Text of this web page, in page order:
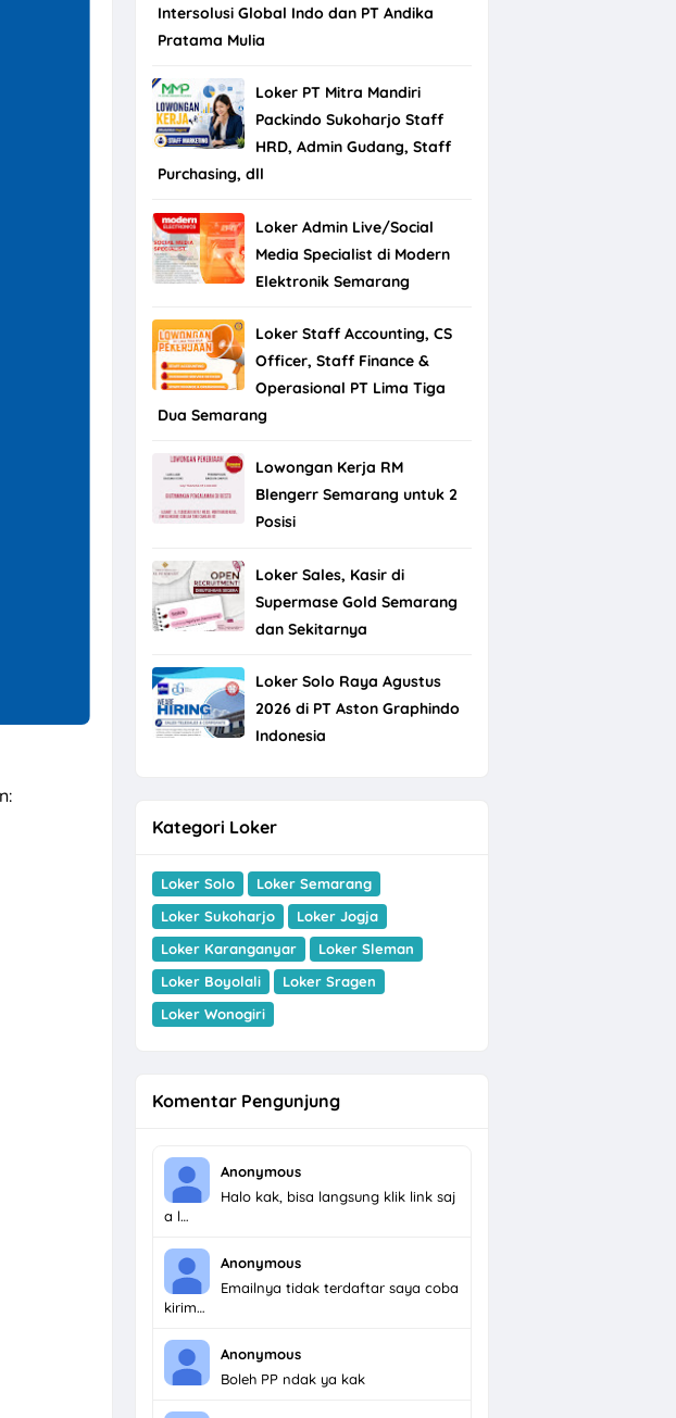
Intersolusi Global Indo dan PT Andika
Pratama Mulia
Loker PT Mitra Mandiri
Packindo Sukoharjo Staff
HRD, Admin Gudang, Staff
Purchasing, dll
Loker Admin Live/Social
Media Specialist di Modern
Elektronik Semarang
Loker Staff Accounting, CS
Officer, Staff Finance &
Operasional PT Lima Tiga
Dua Semarang
Lowongan Kerja RM
Blengerr Semarang untuk 2
Posisi
Loker Sales, Kasir di
Supermase Gold Semarang
dan Sekitarnya
Loker Solo Raya Agustus
2026 di PT Aston Graphindo
Indonesia
Kategori Loker
Loker Solo
Loker Semarang
Loker Sukoharjo
Loker Jogja
Loker Karanganyar
Loker Sleman
Loker Boyolali
Loker Sragen
Loker Wonogiri
Komentar Pengunjung
Anonymous
Halo kak, bisa langsung klik link saj
a l…
Anonymous
Emailnya tidak terdaftar saya coba
kirim…
Anonymous
Boleh PP ndak ya kak